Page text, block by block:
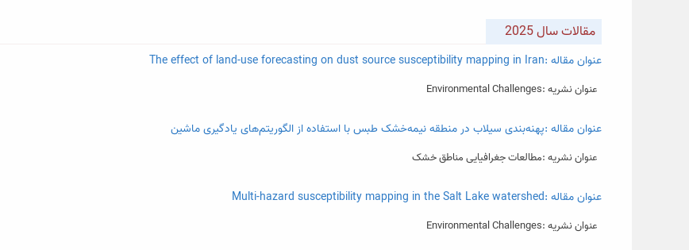
مقالات سال 2025
عنوان مقاله :The effect of land-use forecasting on dust source susceptibility mapping in Iran
عنوان نشریه :Environmental Challenges
عنوان مقاله :پهنه‌­بندی سیلاب در منطقه نیمه­‌خشک طبس با استفاده از الگوریتم­‌های یادگیری ماشین
عنوان نشریه :مطالعات جغرافیایی مناطق خشک
عنوان مقاله :Multi-hazard susceptibility mapping in the Salt Lake watershed
عنوان نشریه :Environmental Challenges